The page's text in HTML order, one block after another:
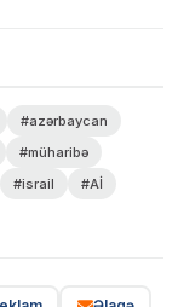
#azərbaycan
#müharibə
#israil
#Aİ